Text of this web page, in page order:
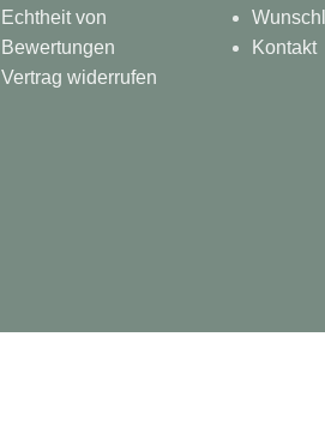
Echtheit von
Bewertungen
Vertrag widerrufen
Kontakt